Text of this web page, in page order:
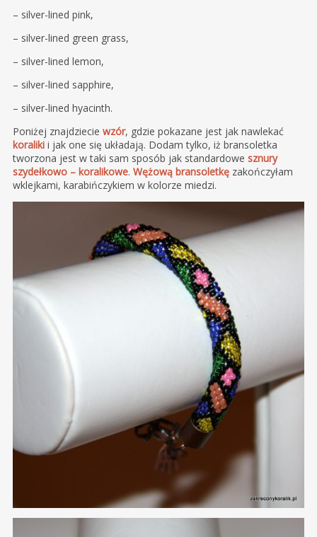
– silver-lined pink,
– silver-lined green grass,
– silver-lined lemon,
– silver-lined sapphire,
– silver-lined hyacinth.
Poniżej znajdziecie wzór, gdzie pokazane jest jak nawlekać
koralikii jak one się układają. Dodam tylko, iż bransoletka
tworzona jest w taki sam sposób jak standardowe sznury
szydełkowo – koralikowe. Wężową bransoletkęzakończyłam
wklejkami, karabińczykiem w kolorze miedzi.